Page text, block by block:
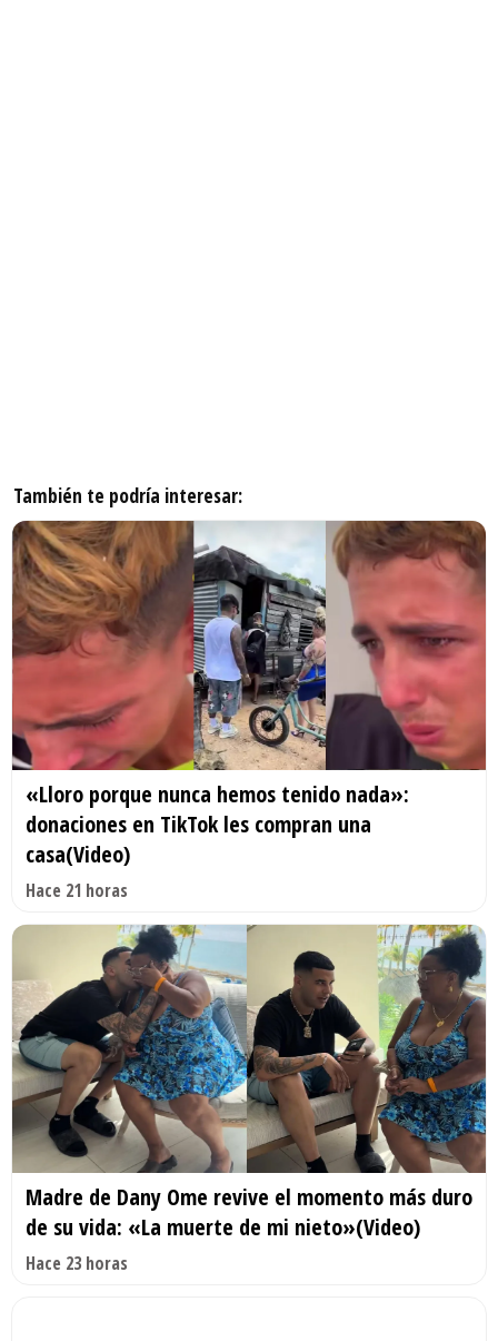
También te podría interesar:
«Lloro porque nunca hemos tenido nada»:
donaciones en TikTok les compran una
casa(Video)
Hace 21 horas
Madre de Dany Ome revive el momento más duro
de su vida: «La muerte de mi nieto»(Video)
Hace 23 horas